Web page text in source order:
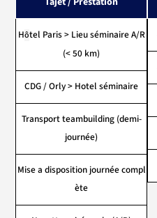
Hôtel Paris > LieuséminaireA/R
(< 50 km)
CDG / Orly > Hotel séminaire
Transportteambuilding(demi-
journée)
Misea disposition journéecompl
ète